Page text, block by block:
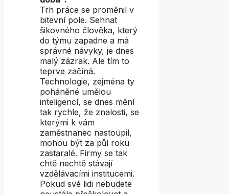
Trh práce se proměnil v
bitevní pole. Sehnat
šikovného člověka, který
do týmu zapadne a má
správné návyky, je dnes
malý zázrak. Ale tím to
teprve začíná.
Technologie, zejména ty
poháněné umělou
inteligencí, se dnes mění
tak rychle, že znalosti, se
kterými k vám
zaměstnanec nastoupil,
mohou být za půl roku
zastaralé. Firmy se tak
chtě nechtě stávají
vzdělávacími institucemi.
Pokud své lidi nebudete